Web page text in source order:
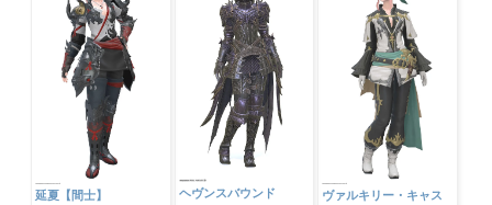
延夏【間士】 ヘヴンスバウンド
ヴァルキリー・キャス